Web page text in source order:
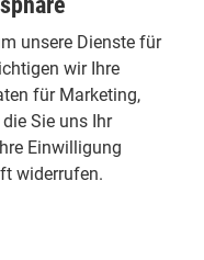
das sich auf
Mit einer Länge
für Familie,
Infotainment,
Notbremsfunktion
unsere Dienste für
wir Ihre
für Marketing,
Sie uns Ihr
Einwilligung
widerrufen.